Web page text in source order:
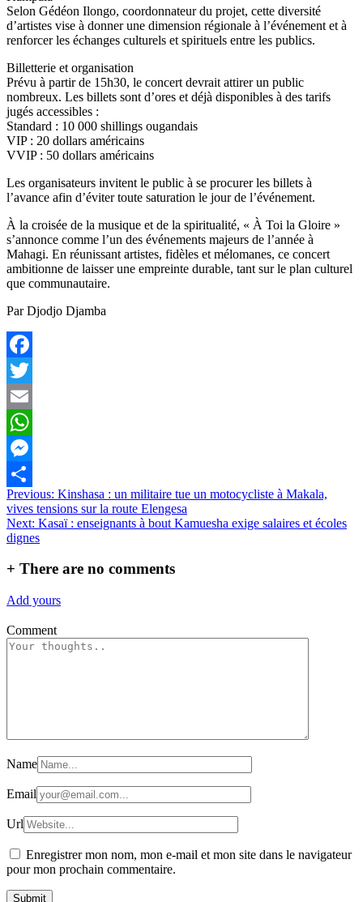
Selon Gédéon Ilongo, coordonnateur du projet, cette diversité
d’artistes vise à donner une dimension régionale à l’événement et à
renforcer les échanges culturels et spirituels entre les publics.
Billetterie et organisation
Prévu à partir de 15h30, le concert devrait attirer un public
nombreux. Les billets sont d’ores et déjà disponibles à des tarifs
jugés accessibles :
Standard : 10 000 shillings ougandais
VIP : 20 dollars américains
VVIP : 50 dollars américains
Les organisateurs invitent le public à se procurer les billets à
l’avance afin d’éviter toute saturation le jour de l’événement.
À la croisée de la musique et de la spiritualité, « À Toi la Gloire »
s’annonce comme l’un des événements majeurs de l’année à
Mahagi. En réunissant artistes, fidèles et mélomanes, ce concert
ambitionne de laisser une empreinte durable, tant sur le plan culturel
que communautaire.
Par Djodjo Djamba
Facebook
Twitter
Email
WhatsApp
Messenger
Partager
Navigation
de
l’article
Previous: Kinshasa : un militaire tue un motocycliste à Makala,
vives tensions sur la route Elengesa
Next: Kasaï : enseignants à bout Kamuesha exige salaires et écoles
dignes
+ There are no comments
Add yours
Comment
Name
Email
Url
Enregistrer mon nom, mon e-mail et mon site dans le navigateur
pour mon prochain commentaire.